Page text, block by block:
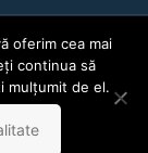
rezervate.
oferim cea mai
continua să
mulțumit de el.